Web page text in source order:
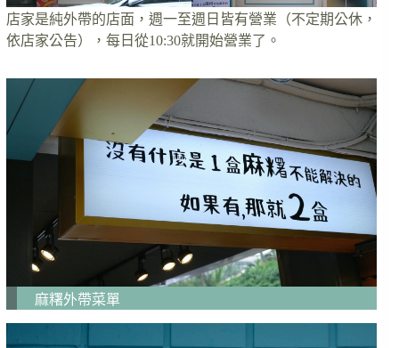
店家是純外帶的店面，週一至週日皆有營業（不定期公休，
依店家公告），每日從10:30就開始營業了。
麻糬外帶菜單